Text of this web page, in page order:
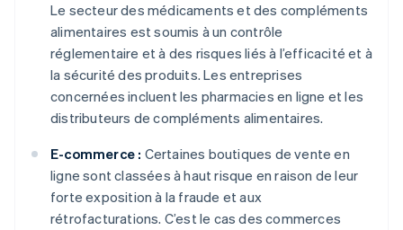
Le secteur des médicaments et des compléments
alimentaires est soumis à un contrôle
réglementaire et à des risques liés à l’efficacité et à
la sécurité des produits. Les entreprises
concernées incluent les pharmacies en ligne et les
distributeurs de compléments alimentaires.
E-commerce : Certaines boutiques de vente en
ligne sont classées à haut risque en raison de leur
forte exposition à la fraude et aux
rétrofacturations. C’est le cas des commerces